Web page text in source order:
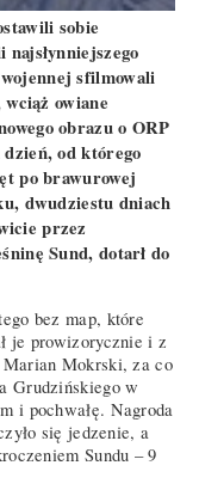
sobie
sfilmowali
owiane
obrazu o ORP
od którego
po brawurowej
dwudziestu dniach
przez
Sund, dotarł do
bez map, które
je prowizorycznie i z
Mokrski, za co
Grudzińskiego w
i pochwałę. Nagroda
się jedzenie, a
Sundu – 9